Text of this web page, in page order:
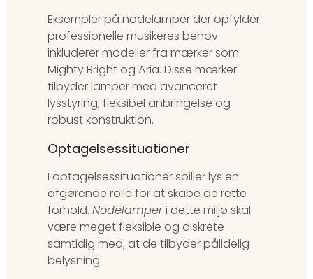
Eksempler på nodelamper der opfylder
professionelle musikeres behov
inkluderer modeller fra mærker som
Mighty Bright og Aria. Disse mærker
tilbyder lamper med avanceret
lysstyring, fleksibel anbringelse og
robust konstruktion.
Optagelsessituationer
I optagelsessituationer spiller lys en
afgørende rolle for at skabe de rette
forhold. Nodelamperi dette miljø skal
være meget fleksible og diskrete
samtidig med, at de tilbyder pålidelig
belysning.